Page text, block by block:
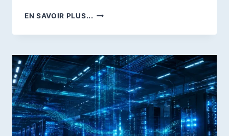
EN SAVOIR PLUS... IBM
UN
AGENT
DONT
LE
TRAVAIL
EST
D’ÉVALUER
ET
D’AMÉLIORER